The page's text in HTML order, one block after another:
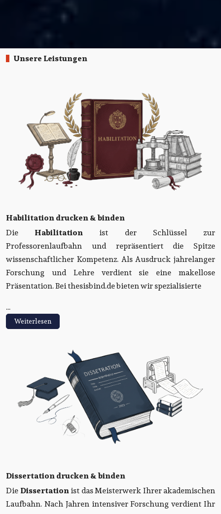
Unsere Leistungen
Habilitation drucken & binden
Die Habilitation ist der Schlüssel zur
Professorenlaufbahn und repräsentiert die Spitze
wissenschaftlicher Kompetenz. Als Ausdruck jahrelanger
Forschung und Lehre verdient sie eine makellose
Präsentation. Bei thesisbind.de bieten wir spezialisierte
...
Weiterlesen
Dissertation drucken & binden
Die Dissertationist das Meisterwerk Ihrer akademischen
Laufbahn. Nach Jahren intensiver Forschung verdient Ihr